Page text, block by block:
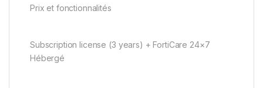
Prix et fonctionnalités
Subscription license (3 years) + FortiCare 24×7
Hébergé